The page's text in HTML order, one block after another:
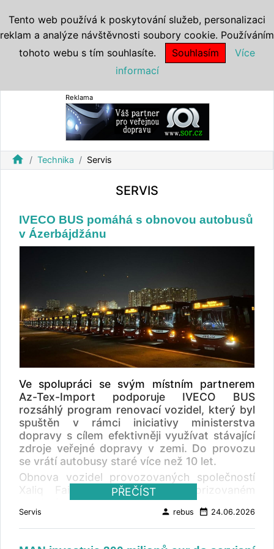
Reklama
home Technika Servis
SERVIS
IVECO BUS pomáhá s obnovou autobusů
v Ázerbájdžánu
Ve spolupráci se svým místním partnerem
Az-Tex-Import podporuje IVECO BUS
rozsáhlý program renovací vozidel, který byl
spuštěn v rámci iniciativy ministerstva
dopravy s cílem efektivněji využívat stávající
zdroje veřejné dopravy v zemi. Do provozu
se vrátí autobusy staré více než 10 let.
Obnova vozidel provozovaných společností
Xaliq Faiqoğlu probíhá v autorizovaném
servisním středisku Az-Tex-Import. Na
pracích se podílejí vyškolení a certifikovaní
technici. Součástí projektu je také pětiletá
PŘEČÍST
Servis person rebus date_range 24.06.2026
Tento web používá k poskytování služeb, personalizaci
reklam a analýze návštěvnosti soubory cookie. Používáním
tohoto webu s tím souhlasíte.
Souhlasím
Více
informací